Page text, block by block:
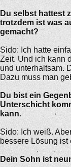
Du selbst hattest
trotzdem ist was
gemacht?
Sido: Ich hatte
Zeit. Und ich kann
und unterhaltsam.
Dazu muss man
Du bist ein
Unterschicht
kann.
Sido: Ich weiß.
bessere Lösung ist
Dein Sohn ist